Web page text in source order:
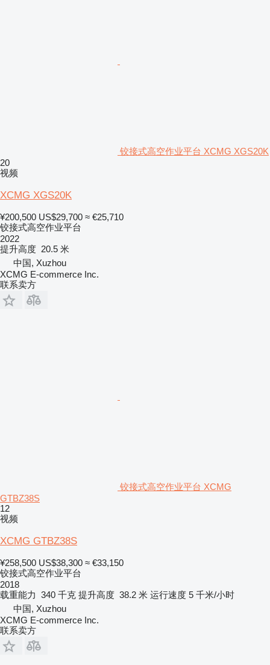
铰接式高空作业平台 XCMG XGS20K
20
视频
XCMG XGS20K
¥200,500 US$29,700 ≈ €25,710
铰接式高空作业平台
2022
提升高度 20.5 米
中国, Xuzhou
XCMG E-commerce Inc.
联系卖方
铰接式高空作业平台 XCMG
GTBZ38S
12
视频
XCMG GTBZ38S
¥258,500 US$38,300 ≈ €33,150
铰接式高空作业平台
2018
载重能力 340 千克 提升高度 38.2 米 运行速度 5 千米/小时
中国, Xuzhou
XCMG E-commerce Inc.
联系卖方